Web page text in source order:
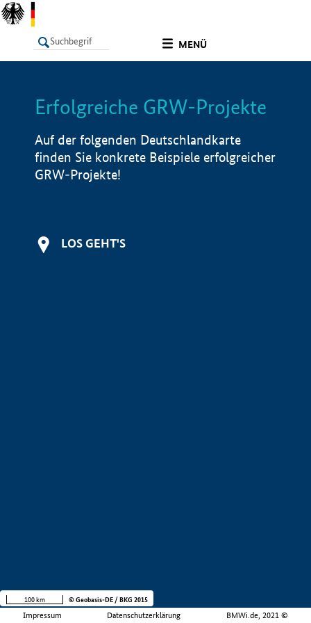
MENÜ
LISTE Info
Erfolgreiche GRW-Projekte
Auf der folgenden Deutschlandkarte
finden Sie konkrete Beispiele erfolgreicher
GRW-Projekte!
LOS GEHT'S
Impressum Datenschutzerklärung BMWi.de, 2021 ©
100 km © Geobasis-DE / BKG 2015